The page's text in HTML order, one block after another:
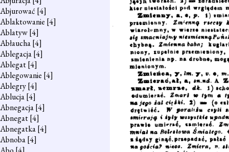
Abjurować [4]
Ablaktowanie [4]
Ablatyw[4]
Abłaucha[4]
Ablegacja[4]
Ablegat[4]
Ablegowanie [4]
Ablegry[4]
Ablucja[4]
Abnegacja[4]
Abnegat[4]
Abnegatka[4]
Abnoba[4]